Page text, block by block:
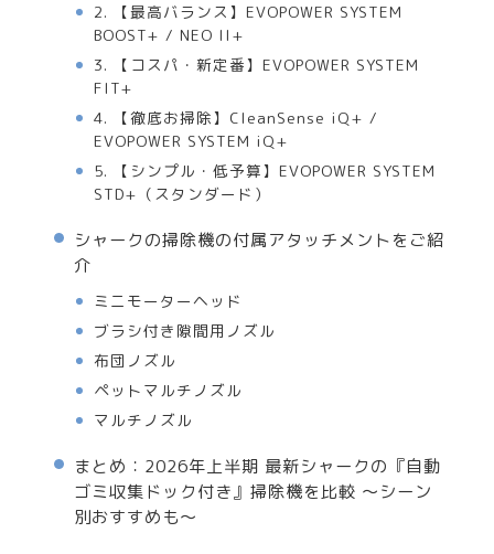
2. 【最高バランス】EVOPOWER SYSTEM
BOOST+ / NEO II+
3. 【コスパ・新定番】EVOPOWER SYSTEM
FIT+
4. 【徹底お掃除】CleanSense iQ+ /
EVOPOWER SYSTEM iQ+
5. 【シンプル・低予算】EVOPOWER SYSTEM
STD+（スタンダード）
シャークの掃除機の付属アタッチメントをご紹
介
ミニモーターヘッド
ブラシ付き隙間用ノズル
布団ノズル
ペットマルチノズル
マルチノズル
まとめ：2026年上半期 最新シャークの『自動
ゴミ収集ドック付き』掃除機を比較 〜シーン
別おすすめも〜